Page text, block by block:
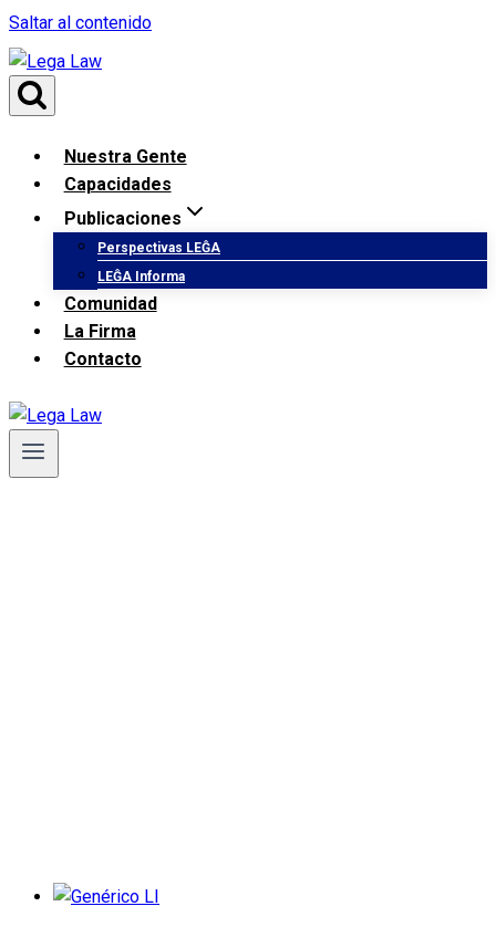
Saltar al contenido
Nuestra Gente
Capacidades
Publicaciones
Perspectivas LEĜA
LEĜA Informa
Comunidad
La Firma
Contacto